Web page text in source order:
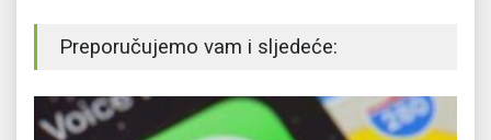
Preporučujemo vam i sljedeće: